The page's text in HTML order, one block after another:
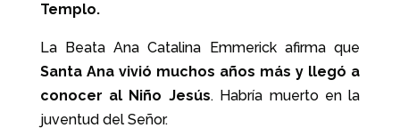
Templo.
La Beata Ana Catalina Emmerick afirma que
Santa Ana vivió muchos años más y llegó a
conocer al Niño Jesús. Habría muerto en la
juventud del Señor.